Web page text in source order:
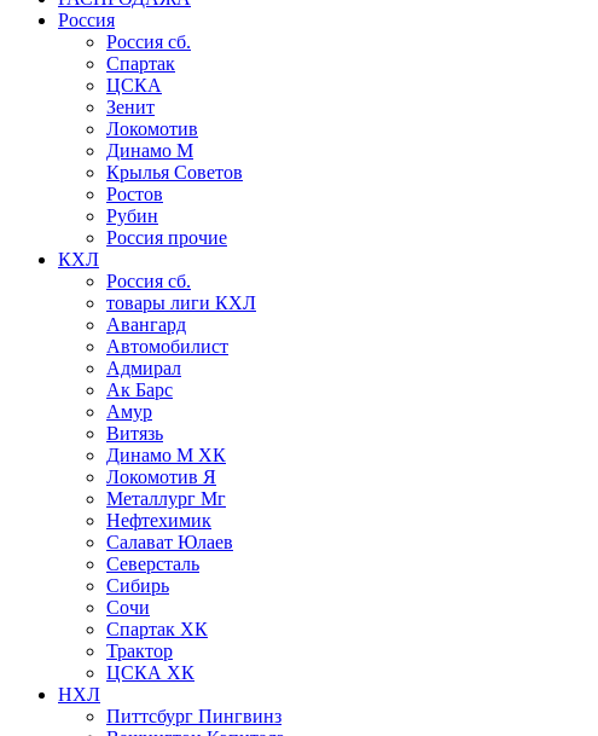
Россия
Россия сб.
Спартак
ЦСКА
Зенит
Локомотив
Динамо М
Крылья Советов
Ростов
Рубин
Россия прочие
КХЛ
Россия сб.
товары лиги КХЛ
Авангард
Автомобилист
Адмирал
Ак Барс
Амур
Витязь
Динамо М ХК
Локомотив Я
Металлург Мг
Нефтехимик
Салават Юлаев
Северсталь
Сибирь
Сочи
Спартак ХК
Трактор
ЦСКА ХК
НХЛ
Питтсбург Пингвинз